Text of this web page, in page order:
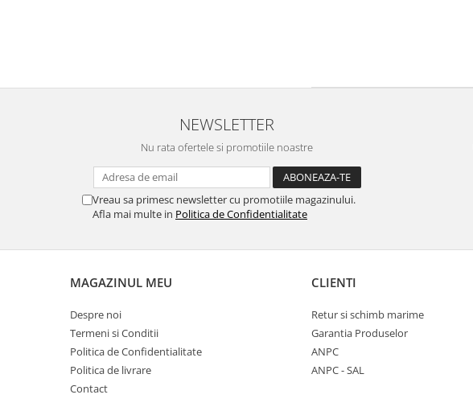
NEWSLETTER
Nu rata ofertele si promotiile noastre
Vreau sa primesc newsletter cu promotiile magazinului.
Afla mai multe in Politica de Confidentialitate
MAGAZINUL MEU
Despre noi
Termeni si Conditii
Politica de Confidentialitate
Politica de livrare
Contact
CLIENTI
Retur si schimb marime
Garantia Produselor
ANPC
ANPC - SAL